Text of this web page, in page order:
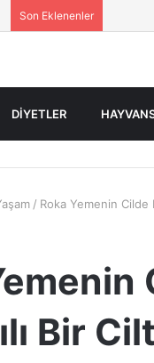
Son Eklenenler
DIYETLER
/ Roka Yemenin Cilde
Bir